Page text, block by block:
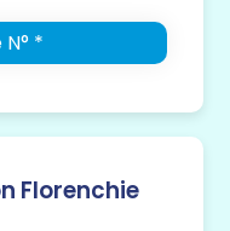
*
Florenchie